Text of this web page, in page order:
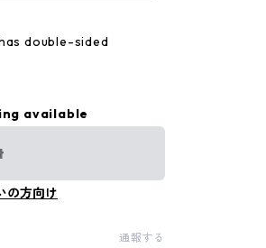
double-sided
available
の方向け
通報する